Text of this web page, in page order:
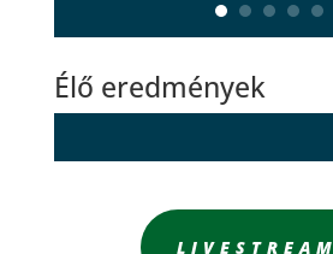
Élő eredmények
LIVESTREAM